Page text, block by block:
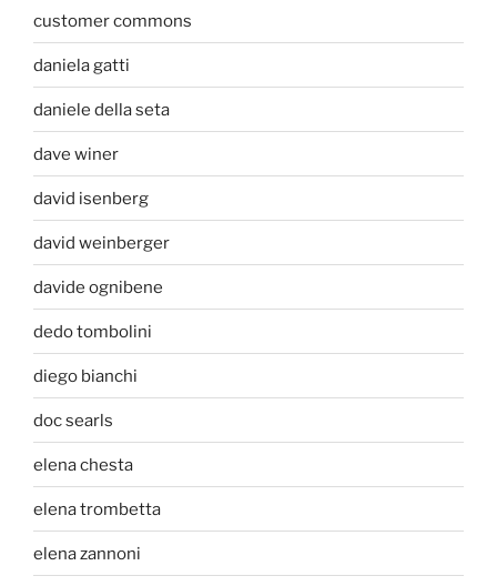
customer commons
daniela gatti
daniele della seta
dave winer
david isenberg
david weinberger
davide ognibene
dedo tombolini
diego bianchi
doc searls
elena chesta
elena trombetta
elena zannoni